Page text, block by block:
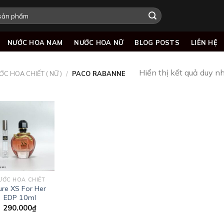
NƯỚC HOA NAM NƯỚC HOA NỮ BLOG POSTS LIÊN HỆ
HOA CHIẾT ( NỮ ) / PACO RABANNE Hiển thị kết quả duy
Add to
wishlist
HOA CHIẾT
XS For Her
EDP 10ml
290.000₫